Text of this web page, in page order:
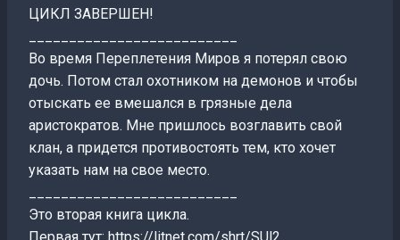
ЦИКЛ ЗАВЕРШЕН!
Во время Переплетения Миров я потерял свою
дочь. Потом стал охотником на демонов и чтобы
отыскать ее вмешался в грязные дела
аристократов. Мне пришлось возглавить свой
клан, а придется противостоять тем, кто хочет
указать нам на свое место.
Это вторая книга цикла.